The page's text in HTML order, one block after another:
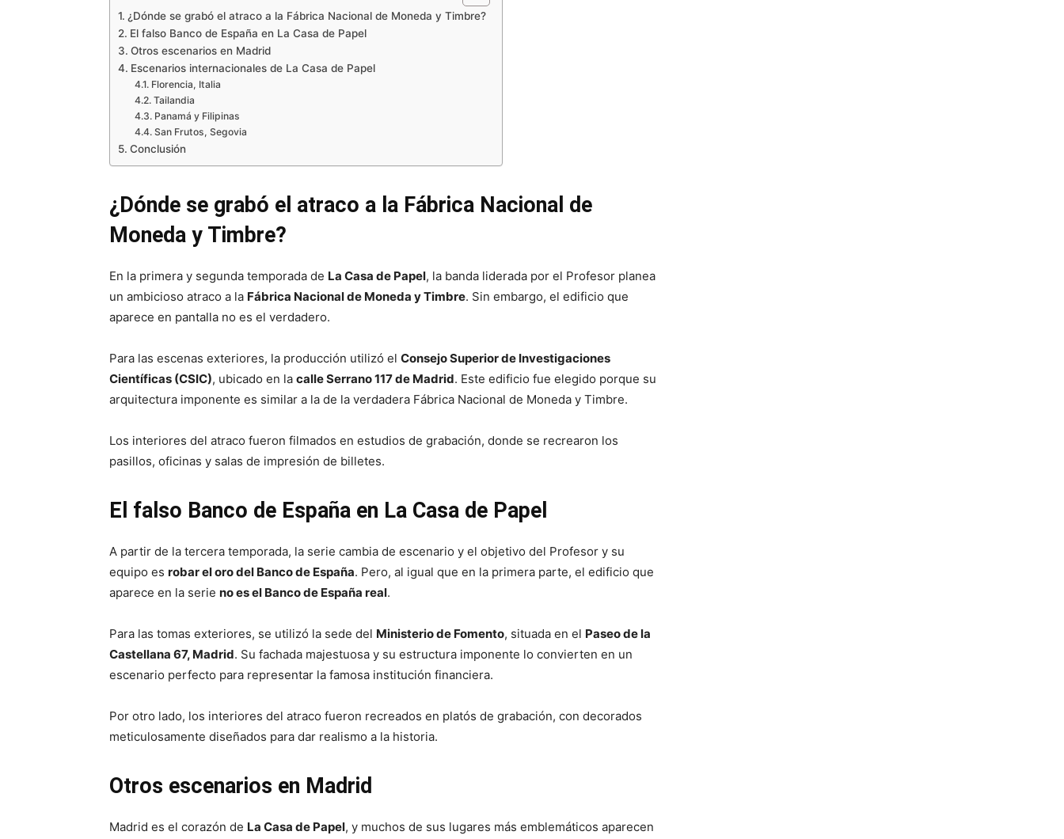
¿Dónde se grabó el atraco a la Fábrica Nacional de Moneda y Timbre?
El falso Banco de España en La Casa de Papel
Otros escenarios en Madrid
Escenarios internacionales de La Casa de Papel
Florencia, Italia
Tailandia
Panamá y Filipinas
San Frutos, Segovia
Conclusión
¿Dónde se grabó el atraco a la Fábrica Nacional de
Moneda y Timbre?
En la primera y segunda temporada de La Casa de Papel, la banda liderada por el Profesor planea
un ambicioso atraco a la Fábrica Nacional de Moneda y Timbre. Sin embargo, el edificio que
aparece en pantalla no es el verdadero.
Para las escenas exteriores, la producción utilizó el Consejo Superior de Investigaciones
Científicas (CSIC), ubicado en la calle Serrano 117 de Madrid. Este edificio fue elegido porque su
arquitectura imponente es similar a la de la verdadera Fábrica Nacional de Moneda y Timbre.
Los interiores del atraco fueron filmados en estudios de grabación, donde se recrearon los
pasillos, oficinas y salas de impresión de billetes.
El falso Banco de España en La Casa de Papel
A partir de la tercera temporada, la serie cambia de escenario y el objetivo del Profesor y su
equipo es robar el oro del Banco de España. Pero, al igual que en la primera parte, el edificio que
aparece en la serie no es el Banco de España real.
Para las tomas exteriores, se utilizó la sede del Ministerio de Fomento, situada en el Paseo de la
Castellana 67, Madrid. Su fachada majestuosa y su estructura imponente lo convierten en un
escenario perfecto para representar la famosa institución financiera.
Por otro lado, los interiores del atraco fueron recreados en platós de grabación, con decorados
meticulosamente diseñados para dar realismo a la historia.
Otros escenarios en Madrid
Madrid es el corazón de La Casa de Papel, y muchos de sus lugares más emblemáticos aparecen